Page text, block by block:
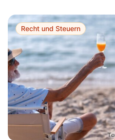
Recht und Steuern